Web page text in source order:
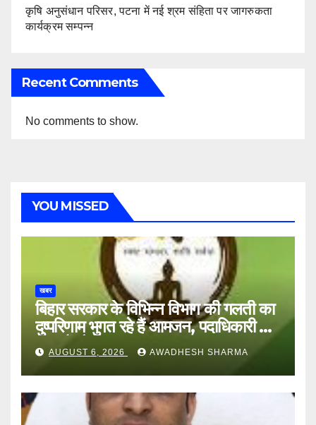
कृषि अनुसंधान परिसर, पटना में नई श्रम संहिता पर जागरुकता
कार्यक्रम सम्पन्न
Recent Comments
No comments to show.
YOU MISSED
खबर
बिहार सरकार के विभिन्न विभाग की गलती का
दुष्परिणाम भुगत रहे हैं आमजन, पदाधिकारी और
अन्य हैं मौन
AUGUST 6, 2026 AWADHESH SHARMA